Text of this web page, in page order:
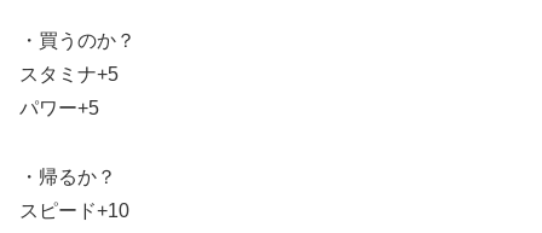
・買うのか？
スタミナ+5
パワー+5
・帰るか？
スピード+10